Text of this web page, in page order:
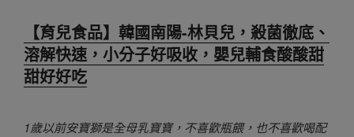
【育兒食品】韓國南陽-林貝兒，殺菌徹底、
溶解快速，小分子好吸收，嬰兒輔食酸酸甜
甜好好吃
1歲以前安寶獅是全母乳寶寶，不喜歡瓶餵，也不喜歡喝配